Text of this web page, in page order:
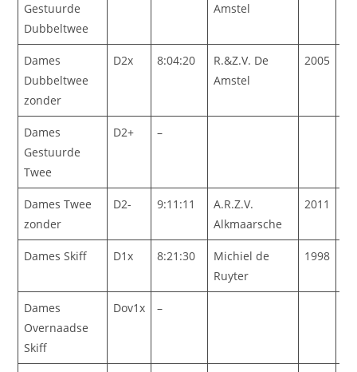
Gestuurde
Dubbeltwee
Amstel
Dames
Dubbeltwee
zonder
D2x 8:04:20
R.&Z.V. De
Amstel
2005
Dames
Gestuurde
Twee
D2+ –
Dames Twee
zonder
D2- 9:11:11
A.R.Z.V.
Alkmaarsche
2011
Dames Skiff D1x 8:21:30
Michiel de
Ruyter
1998
Dames
Overnaadse
Skiff
Dov1x –